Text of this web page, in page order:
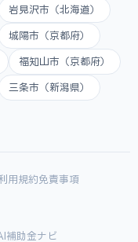
岩見沢市（北海道）
城陽市（京都府）
福知山市（京都府）
三条市（新潟県）
用規約免責事項
補助金ナビ